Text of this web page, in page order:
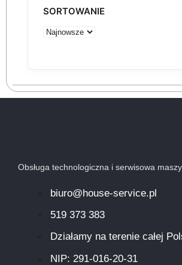
SORTOWANIE
Obsługa technologiczna i serwisowa
biuro@house-service.pl
519 373 383
Działamy na terenie całej
NIP: 291-016-20-31​